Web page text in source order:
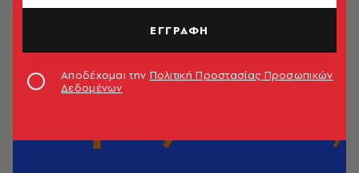
ΕΓΓΡΑΦΗ
Αποδέχομαι την Πολιτική Προστασίας Προσωπικών
Δεδομένων